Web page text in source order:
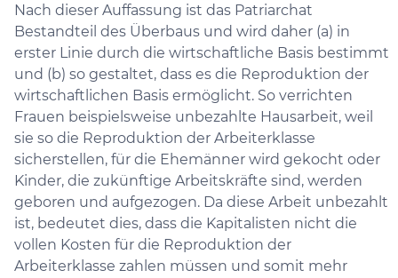
Nach dieser Auffassung ist das Patriarchat
Bestandteil des Überbaus und wird daher (a) in
erster Linie durch die wirtschaftliche Basis bestimmt
und (b) so gestaltet, dass es die Reproduktion der
wirtschaftlichen Basis ermöglicht. So verrichten
Frauen beispielsweise unbezahlte Hausarbeit, weil
sie so die Reproduktion der Arbeiterklasse
sicherstellen, für die Ehemänner wird gekocht oder
Kinder, die zukünftige Arbeitskräfte sind, werden
geboren und aufgezogen. Da diese Arbeit unbezahlt
ist, bedeutet dies, dass die Kapitalisten nicht die
vollen Kosten für die Reproduktion der
Arbeiterklasse zahlen müssen und somit mehr